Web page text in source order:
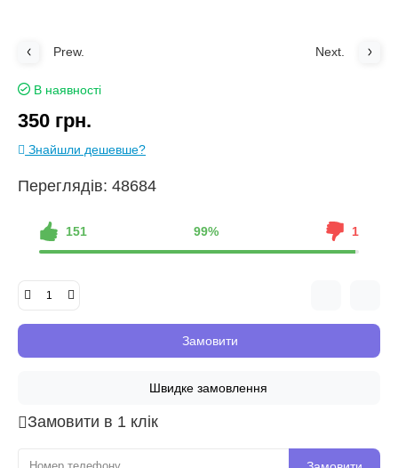
Prew. Next.
В наявності
350 грн.
Знайшли дешевше?
Переглядів: 48684
151 99% 1
Замовити
Швидке замовлення
Замовити в 1 клік